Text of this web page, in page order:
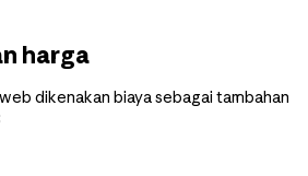
harga
dikenakan biaya sebagai tambahan